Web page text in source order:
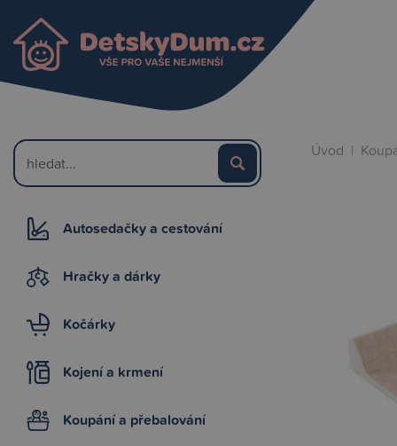
Autosedačky a cestování
Hračky a dárky
Kočárky
Kojení a krmení
Koupání a přebalování
Úvod |